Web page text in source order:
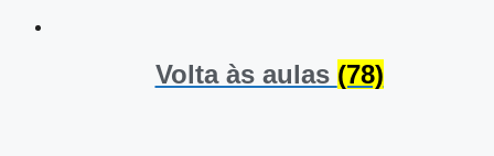
Volta às aulas (78)